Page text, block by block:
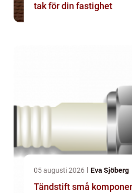
tak för din fastighet
05 augusti 2026 Eva Sjöberg
Tändstift små komponenter med stor